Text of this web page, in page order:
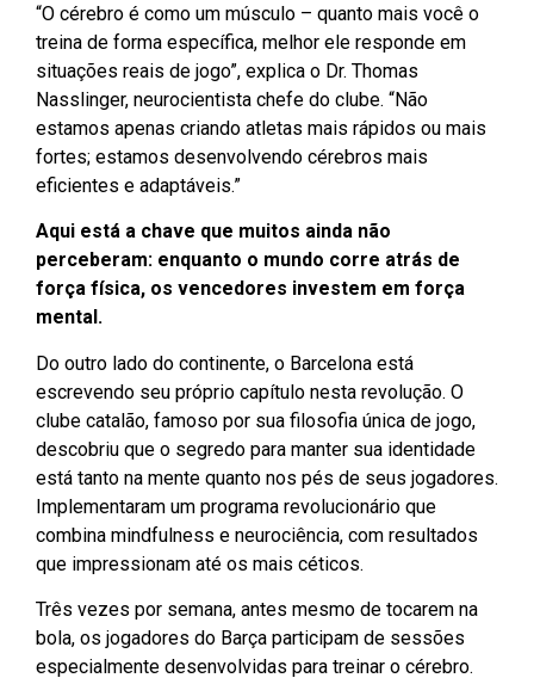
“O cérebro é como um músculo – quanto mais você o
treina de forma específica, melhor ele responde em
situações reais de jogo”, explica o Dr. Thomas
Nasslinger, neurocientista chefe do clube. “Não
estamos apenas criando atletas mais rápidos ou mais
fortes; estamos desenvolvendo cérebros mais
eficientes e adaptáveis.”
Aqui está a chave que muitos ainda não
perceberam: enquanto o mundo corre atrás de
força física, os vencedores investem em força
mental.
Do outro lado do continente, o Barcelona está
escrevendo seu próprio capítulo nesta revolução. O
clube catalão, famoso por sua filosofia única de jogo,
descobriu que o segredo para manter sua identidade
está tanto na mente quanto nos pés de seus jogadores.
Implementaram um programa revolucionário que
combina mindfulness e neurociência, com resultados
que impressionam até os mais céticos.
Três vezes por semana, antes mesmo de tocarem na
bola, os jogadores do Barça participam de sessões
especialmente desenvolvidas para treinar o cérebro.